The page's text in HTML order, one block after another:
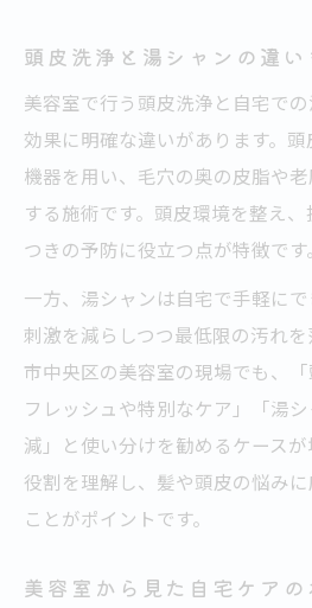
頭皮洗浄と湯シャンの違
美容室で行う頭皮洗浄と自宅で
効果に明確な違いがあります。
機器を用い、毛穴の奥の皮脂や
する施術です。頭皮環境を整え
つきの予防に役立つ点が特徴です。
一方、湯シャンは自宅で手軽に
刺激を減らしつつ最低限の汚れ
市中央区の美容室の現場でも、
フレッシュや特別なケア」「湯
減」と使い分けを勧めるケース
役割を理解し、髪や頭皮の悩み
ことがポイントです。
美容室から見た自宅ケアの